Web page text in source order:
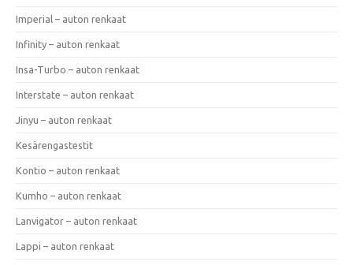
Imperial – auton renkaat
Infinity – auton renkaat
Insa-Turbo – auton renkaat
Interstate – auton renkaat
Jinyu – auton renkaat
Kesärengastestit
Kontio – auton renkaat
Kumho – auton renkaat
Lanvigator – auton renkaat
Lappi – auton renkaat